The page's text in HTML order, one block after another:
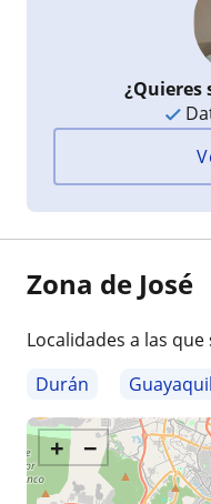
¿Quieres
Zona de José
Localidades a las
Durán
Guayaquil
+ −